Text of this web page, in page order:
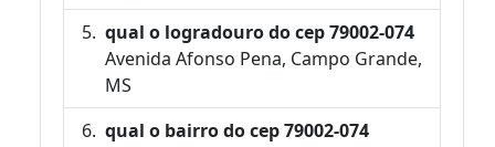
qual o logradouro do cep 79002-074
Avenida Afonso Pena, Campo Grande,
MS
qual o bairro do cep 79002-074